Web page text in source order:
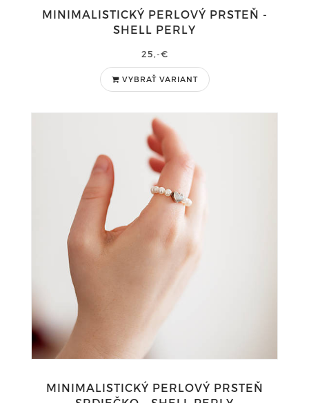
MINIMALISTICKÝ PERLOVÝ PRSTEŇ -
SHELL PERLY
25,-€
VYBRAŤ VARIANT
MINIMALISTICKÝ PERLOVÝ PRSTEŇ